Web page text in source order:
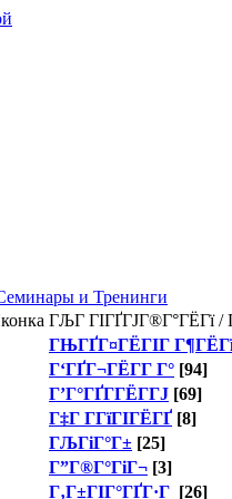
и Тренинги
ГЉГ ГІГҐГЈГ®Г°ГЁГї
ГЊГҐГ¤ГЁГІГ
Г‘ГҐГ¬ГЁГ­Г Г° [94]
Г’Г°ГҐГ­ГЁГ­ГЈ [69]
Г‡Г Г­ГїГІГЁГҐ [8]
ГЉГіГ°Г± [25]
Г”Г®Г°ГіГ¬ [3]
Г‚Г±ГІГ°ГҐГ·Г [26]